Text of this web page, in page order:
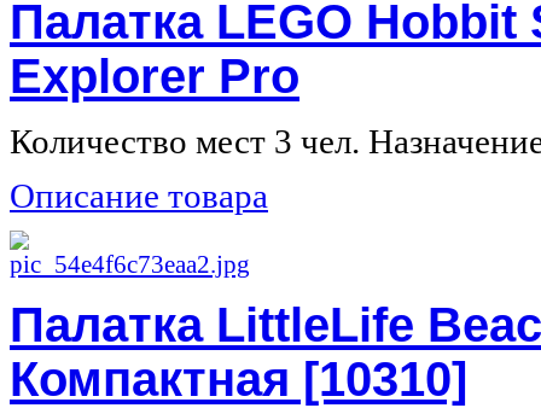
Палатка LEGO Hobbit
Explorer Pro
Количество мест 3 чел.
Описание товара
Палатка LittleLife
Компактная [10310]